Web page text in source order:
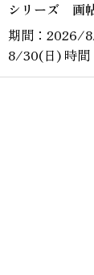
シリーズ 画
期間：2026/
8/30(日) 時間